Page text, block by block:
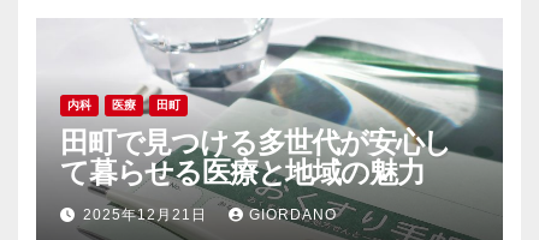
内科 医療 田町
田町で見つける多世代が安心し
て暮らせる医療と地域の魅力
2025年12月21日 GIORDANO